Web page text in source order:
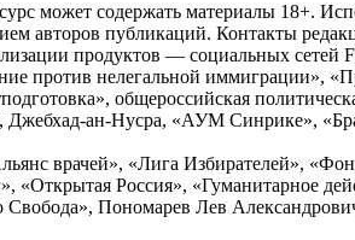
может содержать материалы 18+.
авторов публикаций. Контакты
продуктов — социальных сетей
против нелегальной
общероссийская
ан-Нусра, «АУМ Синрике»,
врачей», «Лига Избирателей»,
Россия», «Гуманитарное
Пономарев Лев